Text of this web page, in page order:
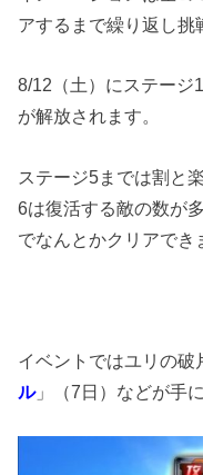
アするまで繰り返し挑
8/12（土）にステージ
が解放されます。
ステージ5までは割と
6は復活する敵の数が
でなんとかクリアでき
イベントではユリの破
ル」（7日）などが手